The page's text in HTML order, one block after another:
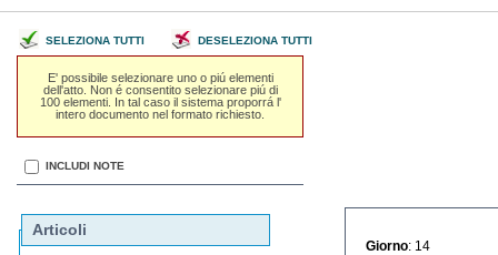
SELEZIONA TUTTI DESELEZIONA TUTTI
E' possibile selezionare uno o piú elementi
dell'atto. Non é consentito selezionare piú di
100 elementi. In tal caso il sistema proporrá l'
intero documento nel formato richiesto.
INCLUDI NOTE
Articoli
Giorno : 14